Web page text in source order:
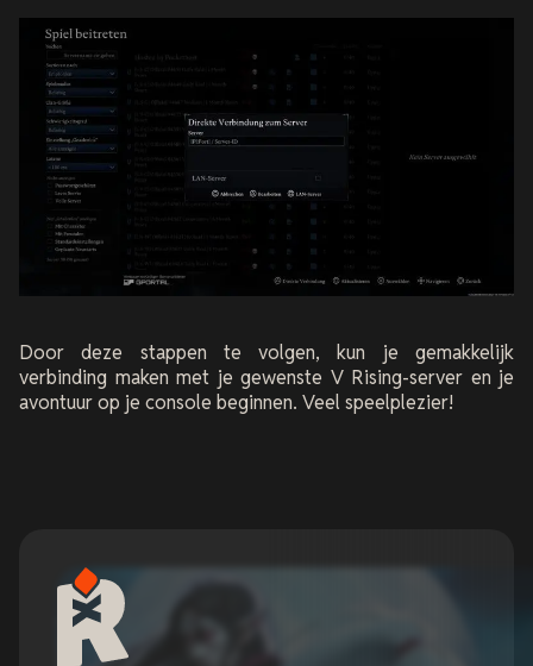
Door deze stappen te volgen, kun je gemakkelijk
verbinding maken met je gewenste V Rising-server en je
avontuur op je console beginnen. Veel speelplezier!